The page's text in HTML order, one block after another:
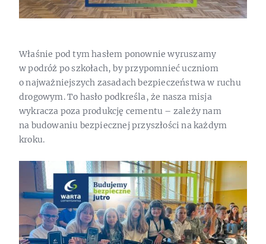
Właśnie pod tym hasłem ponownie wyruszamy
w podróż po szkołach, by przypomnieć uczniom
o najważniejszych zasadach bezpieczeństwa w ruchu
drogowym. To hasło podkreśla, że nasza misja
wykracza poza produkcję cementu – zależy nam
na budowaniu bezpiecznej przyszłości na każdym
kroku.